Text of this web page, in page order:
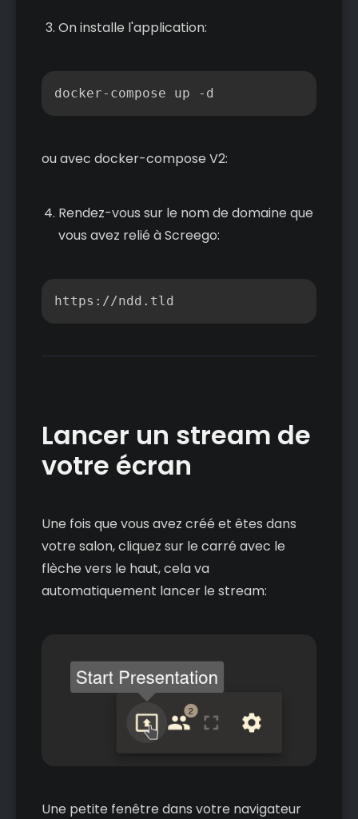
On installe l'application:
docker- compose up -
ou avec docker-compose V2:
Rendez-vous sur le nom de domaine que
vous avez relié à Screego:
https://ndd.tld
Lancer un stream de
votre écran
Une fois que vous avez créé et êtes dans
votre salon, cliquez sur le carré avec le
flèche vers le haut, cela va
automatiquement lancer le stream:
Une petite fenêtre dans votre navigateur